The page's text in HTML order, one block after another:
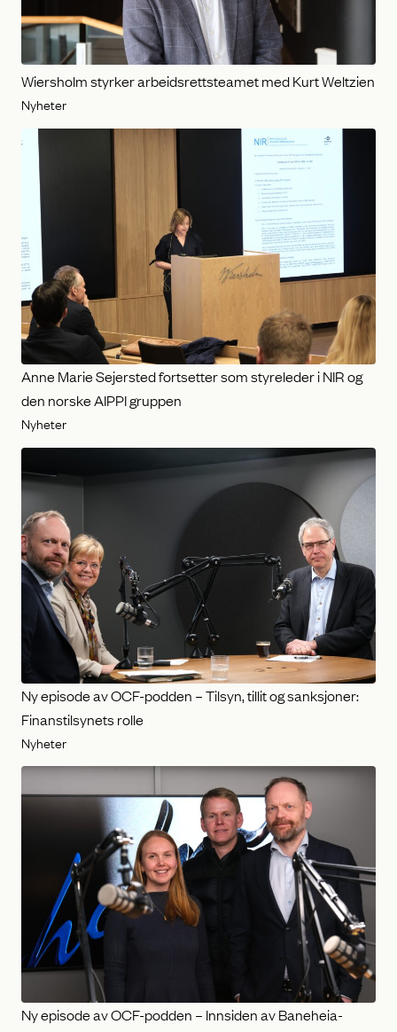
Wiersholm styrker arbeidsrettsteamet med Kurt Weltzien
Nyheter
Anne Marie Sejersted fortsetter som styreleder i NIR og
den norske AIPPI gruppen
Nyheter
Ny episode av OCF-podden – Tilsyn, tillit og sanksjoner:
Finanstilsynets rolle
Nyheter
Ny episode av OCF-podden – Innsiden av Baneheia-